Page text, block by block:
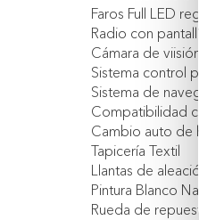
Faros Full LED
Radio con
Cámara de viisión
Sistema control
Sistema de
Compatibilidad
Cambio auto de
Tapicería Textil
Llantas de
Pintura Blanco
Rueda de